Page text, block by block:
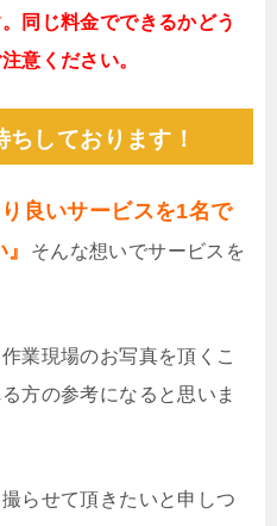
同じ料金でできるかどう
意ください。
しております！
り良いサービスを1名で
そんな想いでサービスを
業現場のお写真を頂くこ
方の参考になると思いま
らせて頂きたいと申しつ